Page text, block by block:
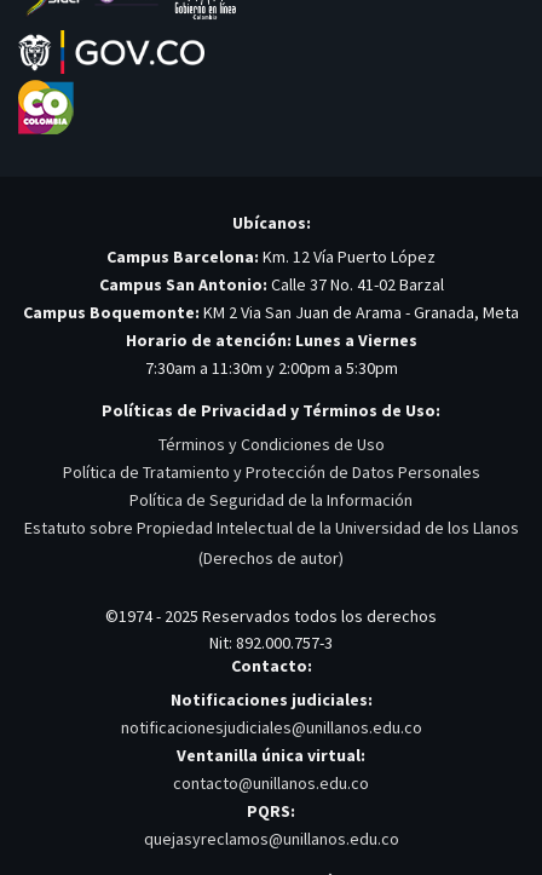
Ubícanos:
Campus Barcelona: Km. 12 Vía Puerto López
Campus San Antonio: Calle 37 No. 41-02 Barzal
Campus Boquemonte: KM 2 Via San Juan de Arama - Granada, Meta
Horario de atención: Lunes a Viernes
7:30am a 11:30m y 2:00pm a 5:30pm
Políticas de Privacidad y Términos de Uso:
Términos y Condiciones de Uso
Política de Tratamiento y Protección de Datos Personales
Política de Seguridad de la Información
Estatuto sobre Propiedad Intelectual de la Universidad de los Llanos
(Derechos de autor)
©1974 - 2025 Reservados todos los derechos
Nit: 892.000.757-3
Contacto:
Notificaciones judiciales:
notificacionesjudiciales@unillanos.edu.co
Ventanilla única virtual:
contacto@unillanos.edu.co
PQRS:
quejasyreclamos@unillanos.edu.co